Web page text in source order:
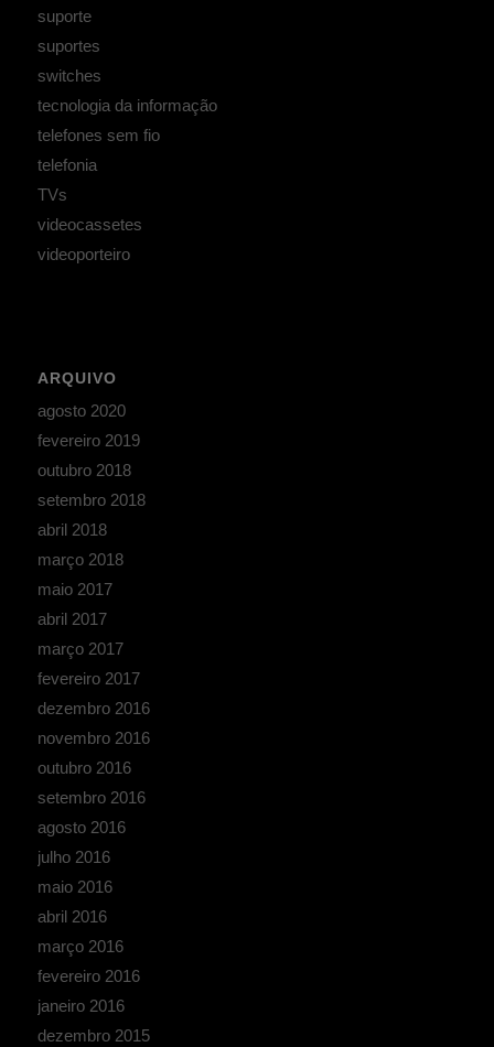
suporte
suportes
switches
tecnologia da informação
telefones sem fio
telefonia
TVs
videocassetes
videoporteiro
ARQUIVO
agosto 2020
fevereiro 2019
outubro 2018
setembro 2018
abril 2018
março 2018
maio 2017
abril 2017
março 2017
fevereiro 2017
dezembro 2016
novembro 2016
outubro 2016
setembro 2016
agosto 2016
julho 2016
maio 2016
abril 2016
março 2016
fevereiro 2016
janeiro 2016
dezembro 2015